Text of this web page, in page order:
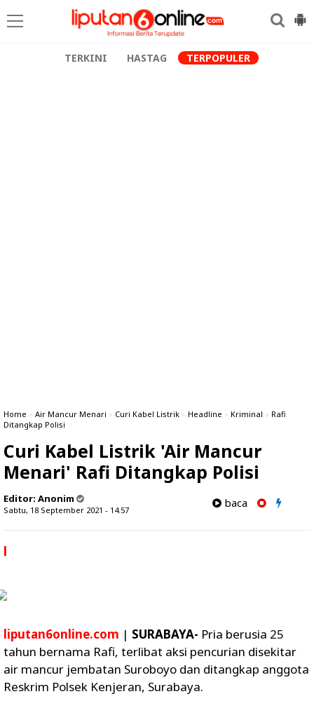
TERKINI HASTAG TERPOPULER
Home » Air Mancur Menari » Curi Kabel Listrik » Headline » Kriminal » Rafi
Ditangkap Polisi
Curi Kabel Listrik 'Air Mancur
Menari' Rafi Ditangkap Polisi
Editor: Anonim
Sabtu, 18 September 2021 - 14.57
baca
l
liputan6online.com | SURABAYA- Pria berusia 25
tahun bernama Rafi, terlibat aksi pencurian disekitar
air mancur jembatan Suroboyo dan ditangkap anggota
Reskrim Polsek Kenjeran, Surabaya.